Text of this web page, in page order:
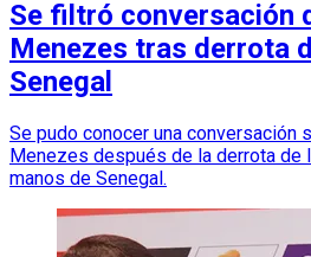
Se filtró conversación
Menezes tras derrota
Senegal
Se pudo conocer una conversación
Menezes después de la derrota de
manos de Senegal.